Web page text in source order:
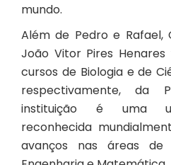
mundo.
Além de Pedro e Rafael,
João Vitor Pires
cursos de Biologia e de
respectivamente, da
instituição é uma
reconhecida
avanços nas áreas de